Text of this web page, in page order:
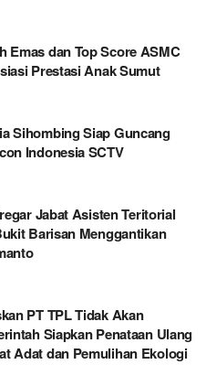
Emas dan Top Score ASMC
Prestasi Anak Sumut
Sihombing Siap Guncang
Indonesia SCTV
Jabat Asisten Teritorial
Barisan Menggantikan
PT TPL Tidak Akan
Siapkan Penataan Ulang
Adat dan Pemulihan Ekologi